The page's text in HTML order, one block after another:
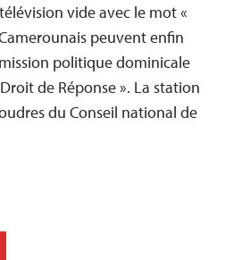
vide avec le mot «
peuvent enfin
politique dominicale
de Réponse ». La station
du Conseil national de